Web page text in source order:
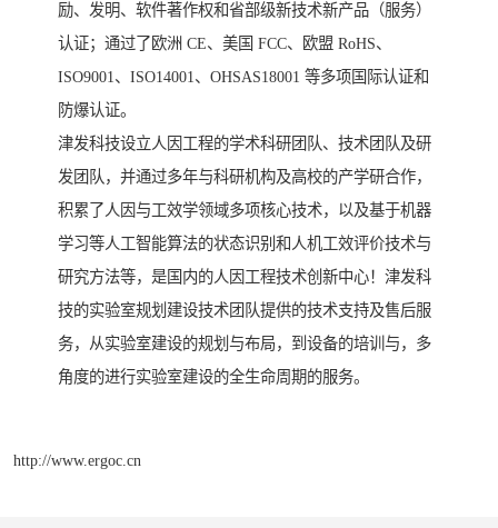
励、发明、软件著作权和省部级新技术新产品（服务）
认证；通过了欧洲 CE、美国 FCC、欧盟 RoHS、
ISO9001、ISO14001、OHSAS18001 等多项国际认证和
防爆认证。
津发科技设立人因工程的学术科研团队、技术团队及研
发团队，并通过多年与科研机构及高校的产学研合作，
积累了人因与工效学领域多项核心技术，以及基于机器
学习等人工智能算法的状态识别和人机工效评价技术与
研究方法等，是国内的人因工程技术创新中心！津发科
技的实验室规划建设技术团队提供的技术支持及售后服
务，从实验室建设的规划与布局，到设备的培训与，多
角度的进行实验室建设的全生命周期的服务。
http://www.ergoc.cn